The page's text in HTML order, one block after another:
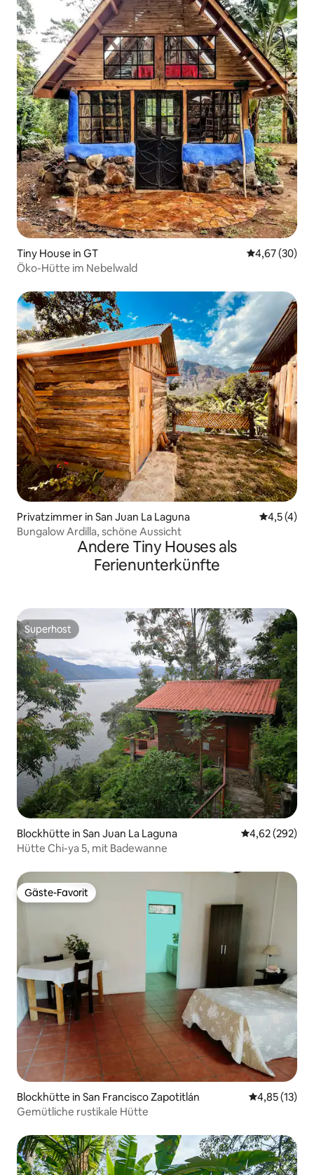
Tiny House in GT
4,67 (30)
Öko-Hütte im Nebelwald
Privatzimmer in San Juan La Laguna
4,5 (4)
Bungalow Ardilla, schöne Aussicht
Andere Tiny Houses als
Ferienunterkünfte
Superhost
Superhost
Blockhütte in San Juan La Laguna
4,62 (292)
Hütte Chi-ya 5, mit Badewanne
Gäste-Favorit
Gäste-Favorit
Blockhütte in San Francisco Zapotitlán
4,85 (13)
Gemütliche rustikale Hütte